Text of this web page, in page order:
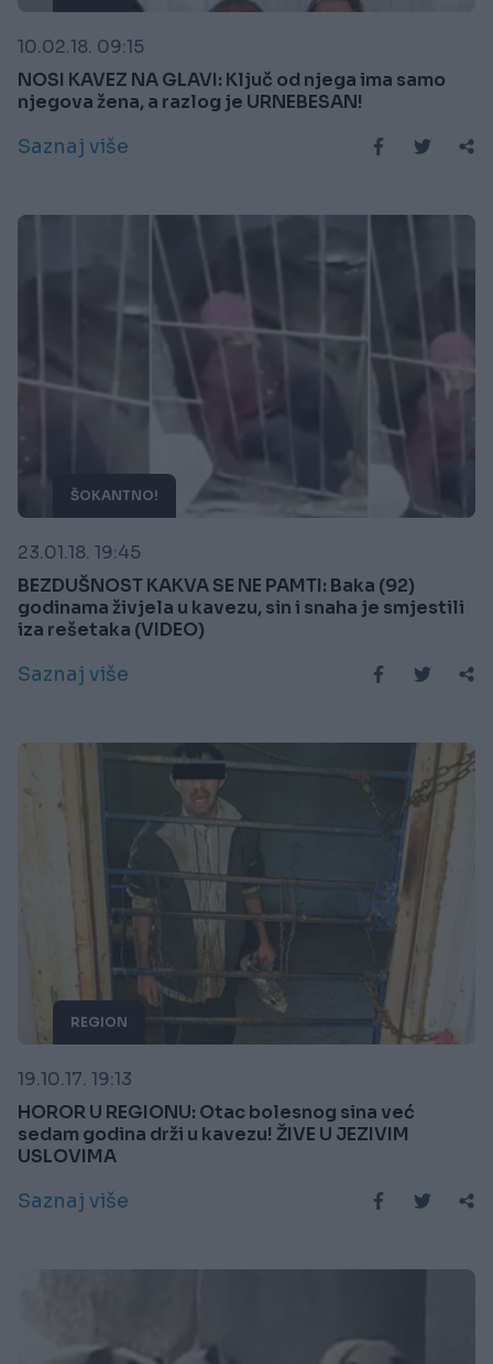
10.02.18. 09:15
NOSI KAVEZ NA GLAVI: Ključ od njega ima samo
njegova žena, a razlog je URNEBESAN!
Saznaj više
ŠOKANTNO!
23.01.18. 19:45
BEZDUŠNOST KAKVA SE NE PAMTI: Baka (92)
godinama živjela u kavezu, sin i snaha je smjestili
iza rešetaka (VIDEO)
Saznaj više
REGION
19.10.17. 19:13
HOROR U REGIONU: Otac bolesnog sina već
sedam godina drži u kavezu! ŽIVE U JEZIVIM
USLOVIMA
Saznaj više